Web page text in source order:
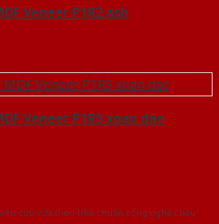
Veneer P1R2 ash
Veneer P1R5 xoan dao
cứu cửa theo tiêu chuẩn công nghệ Châu